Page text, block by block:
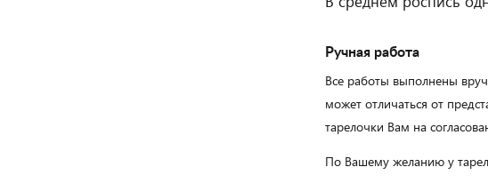
Ручная работа
Все работы выполнены
может отличаться от
тарелочки Вам на
По Вашему желанию у